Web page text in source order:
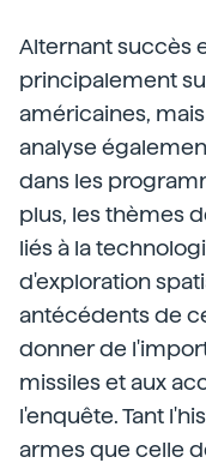
Alternant succès
principalement
américaines,
analyse
dans les
plus, les thèmes
liés à la
d'exploration
antécédents de
donner de
missiles et aux
l'enquête. Tant
armes que celle